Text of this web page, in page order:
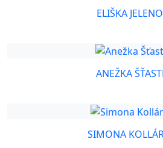
ELIŠKA
ANEŽKA
SIMONA